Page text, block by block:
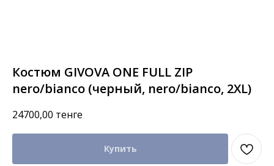
Костюм GIVOVA ONE FULL ZIP
nero/bianco (черный, nero/bianco, 2XL)
24700,00 тенге
Купить